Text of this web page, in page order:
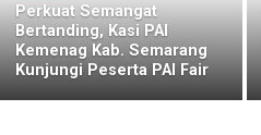
Perkuat Semangat
Bertanding, Kasi PAI
Kemenag Kab. Semarang
Kunjungi Peserta PAI Fair